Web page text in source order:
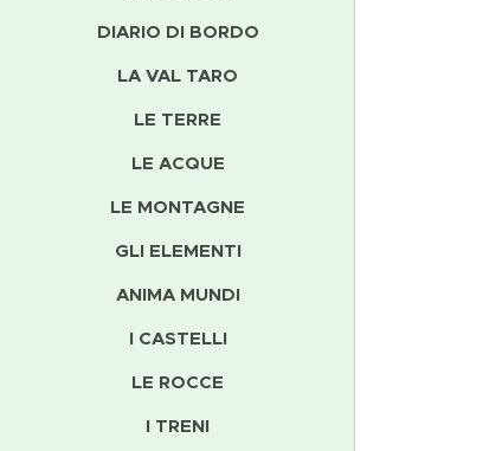
DIARIO DI BORDO
LA VAL TARO
LE TERRE
LE ACQUE
LE MONTAGNE
GLI ELEMENTI
ANIMA MUNDI
I CASTELLI
LE ROCCE
I TRENI